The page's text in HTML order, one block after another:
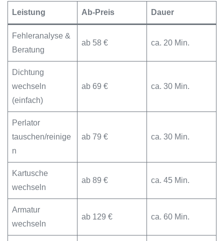
Leistung Ab-Preis Dauer
Fehleranalyse &
Beratung
ab 58 € ca. 20 Min.
Dichtung
wechseln
(einfach)
ab 69 € ca. 30 Min.
Perlator
tauschen/reinige
n
ab 79 € ca. 30 Min.
Kartusche
wechseln
ab 89 € ca. 45 Min.
Armatur
wechseln
ab 129 € ca. 60 Min.